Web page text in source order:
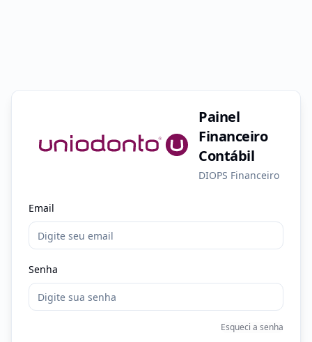
Painel
Financeiro
Contábil
DIOPS Financeiro
Email
Senha
Esqueci a senha